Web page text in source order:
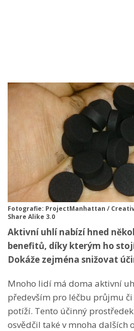
Fotografie: ProjectManhattan /
Share Alike 3.0
Aktivní uhlí nabízí hned
benefitů, díky kterým ho
Dokáže zejména snižovat
Mnoho lidí má doma aktivní
především pro léčbu průjmu či
potíží. Tento účinný
osvědčil také v mnoha dalších